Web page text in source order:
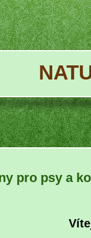
pro psy a